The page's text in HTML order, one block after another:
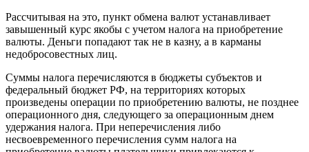
Рассчитывая на это, пункт обмена валют устанавливает
завышенный курс якобы с учетом налога на приобретение
валюты. Деньги попадают так не в казну, а в карманы
недобросовестных лиц.
Суммы налога перечисляются в бюджеты субъектов и
федеральный бюджет РФ, на территориях которых
произведены операции по приобретению валюты, не позднее
операционного дня, следующего за операционным днем
удержания налога. При неперечисления либо
несвоевременного перечисления сумм налога на